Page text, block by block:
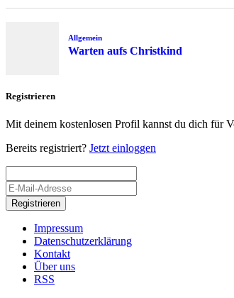
Allgemein
Warten aufs Christkind
Registrieren
Mit deinem kostenlosen Profil kannst du dich für
Bereits registriert? Jetzt einloggen
Registrieren
Impressum
Datenschutzerklärung
Kontakt
Über uns
RSS